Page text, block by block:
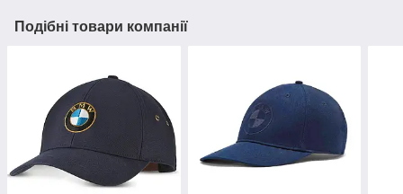
Подібні товари компанії